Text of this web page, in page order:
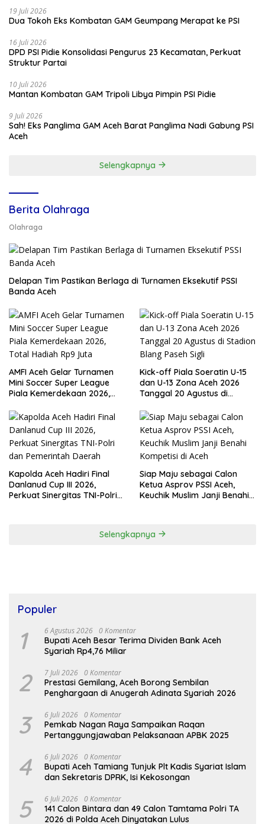
19 Juli 2026
Dua Tokoh Eks Kombatan GAM Geumpang Merapat ke PSI
16 Juli 2026
DPD PSI Pidie Konsolidasi Pengurus 23 Kecamatan, Perkuat
Struktur Partai
10 Juli 2026
Mantan Kombatan GAM Tripoli Libya Pimpin PSI Pidie
9 Juli 2026
Sah! Eks Panglima GAM Aceh Barat Panglima Nadi Gabung PSI
Aceh
Selengkapnya
Berita Olahraga
Olahraga
Delapan Tim Pastikan Berlaga di Turnamen Eksekutif PSSI
Banda Aceh
AMFI Aceh Gelar Turnamen
Mini Soccer Super League
Piala Kemerdekaan 2026,
Kick-off Piala Soeratin U-15
dan U-13 Zona Aceh 2026
Tanggal 20 Agustus di
Kapolda Aceh Hadiri Final
Danlanud Cup III 2026,
Perkuat Sinergitas TNI-Polri
Siap Maju sebagai Calon
Ketua Asprov PSSI Aceh,
Keuchik Muslim Janji Benahi
Selengkapnya
Populer
1 6 Agustus 2026 0 Komentar
Bupati Aceh Besar Terima Dividen Bank Aceh
Syariah Rp4,76 Miliar
2 7 Juli 2026 0 Komentar
Prestasi Gemilang, Aceh Borong Sembilan
Penghargaan di Anugerah Adinata Syariah 2026
3 6 Juli 2026 0 Komentar
Pemkab Nagan Raya Sampaikan Raqan
Pertanggungjawaban Pelaksanaan APBK 2025
4 6 Juli 2026 0 Komentar
Bupati Aceh Tamiang Tunjuk Plt Kadis Syariat Islam
dan Sekretaris DPRK, Isi Kekosongan
5 6 Juli 2026 0 Komentar
141 Calon Bintara dan 49 Calon Tamtama Polri TA
2026 di Polda Aceh Dinyatakan Lulus